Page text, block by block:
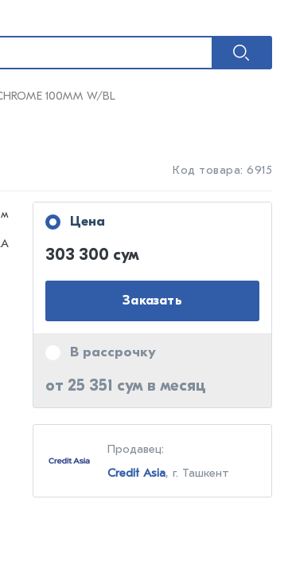
100MM W/BL
Код товара: 6915
Цена
303 300 сум
Заказать
В рассрочку
от 25 351 сум в месяц
Продавец:
Credit Asia, г. Ташкент